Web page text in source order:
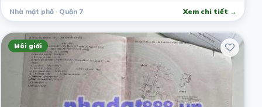
Nhà mặt phố · Quận 7 Xem chi tiết →
Môi giới